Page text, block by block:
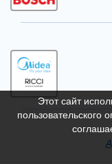
Этот сайт
пользовательского